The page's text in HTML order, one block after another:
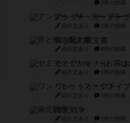
2件の投稿
紹介文あり 1件の投稿
宵と暁の呪文書
紹介文あり 8件の投稿
紹介文あり 1件の投稿
ワン・トゥ・ファイブ
紹介文あり 1件の投稿
南北戦争
紹介文あり 1件の投稿